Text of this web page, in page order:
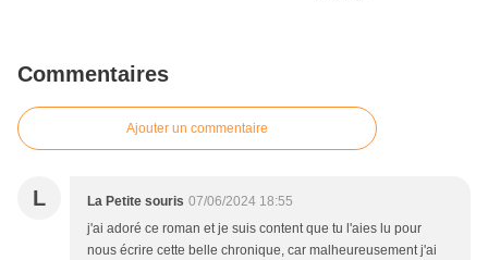
Commentaires
Ajouter un commentaire
L La Petite souris 07/06/2024 18:55
j'ai adoré ce roman et je suis content que tu l'aies lu pour
nous écrire cette belle chronique, car malheureusement j'ai